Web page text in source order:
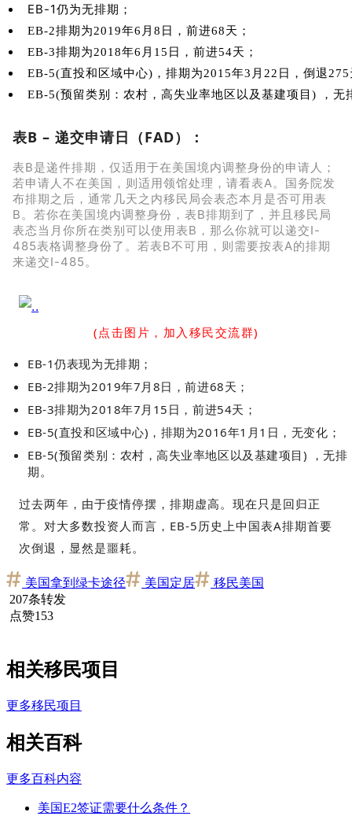
EB-1仍为无排期；
EB-2排期为2019年6月8日，前进68天；
EB-3排期为2018年6月15日，前进54天；
EB-5(直投和区域中心)，排期为2015年3月22日，倒退
EB-5(预留类别：农村，高失业率地区以及基建项目) ，无
表B – 递交申请日（FAD）：
表B是递件排期，仅适用于在美国境内调整身份的申请人；
若申请人不在美国，则适用领馆处理，请看表A。国务院发
布排期之后，通常几天之内移民局会表态本月是否可用表
B。若你在美国境内调整身份，表B排期到了，并且移民局
表态当月你所在类别可以使用表B，那么你就可以递交I-
485表格调整身份了。若表B不可用，则需要按表A的排期
来递交I-485。
(点击图片，加入移民交流群)
EB-1仍表现为无排期；
EB-2排期为2019年7月8日，前进68天；
EB-3排期为2018年7月15日，前进54天；
EB-5(直投和区域中心)，排期为2016年1月1日，无变化；
EB-5(预留类别：农村，高失业率地区以及基建项目) ，无排
期。
过去两年，由于疫情停摆，排期虚高。现在只是回归正
常。对大多数投资人而言，EB-5历史上中国表A排期首要
次倒退，显然是噩耗。
美国拿到绿卡途径 美国定居
移民美国
207条转发
点赞153
相关移民项目
更多移民项目
相关百科
更多百科内容
美国E2签证需要什么条件？